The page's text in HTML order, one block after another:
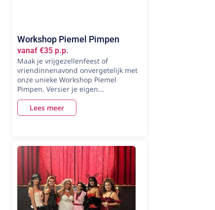
Workshop Piemel Pimpen
vanaf €35 p.p.
Maak je vrijgezellenfeest of
vriendinnenavond onvergetelijk met
onze unieke Workshop Piemel
Pimpen. Versier je eigen...
Lees meer